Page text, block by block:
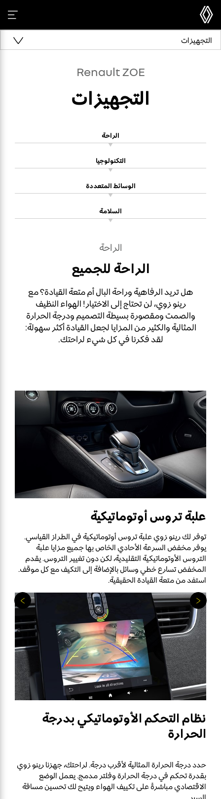
التجهيزات
Renault ZOE
التجهيزات
الراحة
التكنولوجيا
الوسائط المتعددة
السلامة
الراحة
الراحة للجميع
هل تريد الرفاهية وراحة البال أم متعة القيادة؟ مع
رينو زوي، لن تحتاج إلى الاختيار! الهواء النظيف
والصمت ومقصورة بسيطة التصميم ودرجة الحرارة
المثالية والكثير من المزايا لجعل القيادة أكثر سهولة:
لقد فكرنا في كل شيء لراحتك.
علبة تروس أوتوماتيكية
توفر لك رينو زوي علبة تروس أوتوماتيكية في الطراز القياسي.
يوفر مخفض السرعة الأحادي الخاص بها جميع مزايا علبة
التروس الأوتوماتيكية التقليدية، لكن دون تغيير التروس. يقدم
المخفض تسارع خطي وسائل بالإضافة إلى التكيف مع كل موقف.
استفد من متعة القيادة الحقيقية.
نظام التحكم الأوتوماتيكي بدرجة
الحرارة
حدد درجة الحرارة المثالية لأقرب درجة. لراحتك، جهزنا رينو زوي
بقدرة تحكم في درجة الحرارة وفلتر مدمج. يعمل الوضع
الاقتصادي مباشرةً على تكييف الهواء ويتيح لك تحسين مسافة